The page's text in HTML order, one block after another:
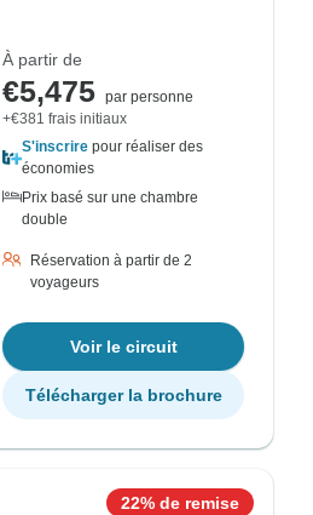
À partir de
€5,475 par personne
+€381 frais initiaux
S'inscrire pour réaliser des
économies
Prix basé sur une chambre
double
Réservation à partir de 2
voyageurs
Voir le circuit
Télécharger la brochure
22% de remise